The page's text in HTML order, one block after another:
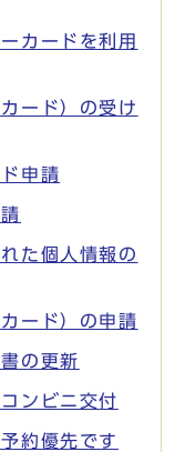
カードを利用
ード）の受け
申請
た個人情報の
ード）の申請
の更新
ンビニ交付
約優先です